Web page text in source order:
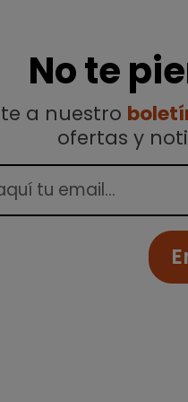
No te
a nuestro
ofertas y